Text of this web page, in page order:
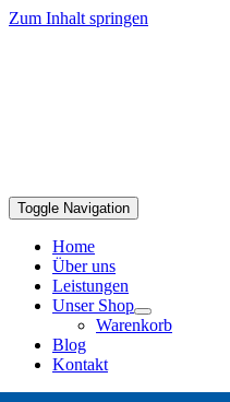
Zum Inhalt springen
Toggle Navigation
Home
Über uns
Leistungen
Unser Shop
Warenkorb
Blog
Kontakt